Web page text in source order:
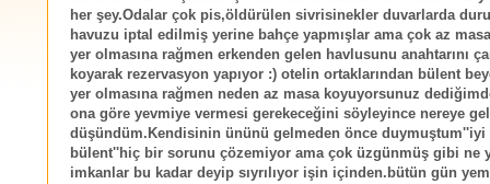
her şey.Odalar çok pis,öldürülen sivrisinekler duvarlarda
havuzu iptal edilmiş yerine bahçe yapmışlar ama çok az
yer olmasına rağmen erkenden gelen havlusunu anahtarını
koyarak rezervasyon yapıyor :) otelin ortaklarından bülent
yer olmasına rağmen neden az masa koyuyorsunuz
ona göre yevmiye vermesi gerekeceğini söyleyince nereye
düşündüm.Kendisinin ününü gelmeden önce duymuştum''iyi
bülent''hiç bir sorunu çözemiyor ama çok üzgünmüş gibi ne
imkanlar bu kadar deyip sıyrılıyor işin içinden.bütün gün